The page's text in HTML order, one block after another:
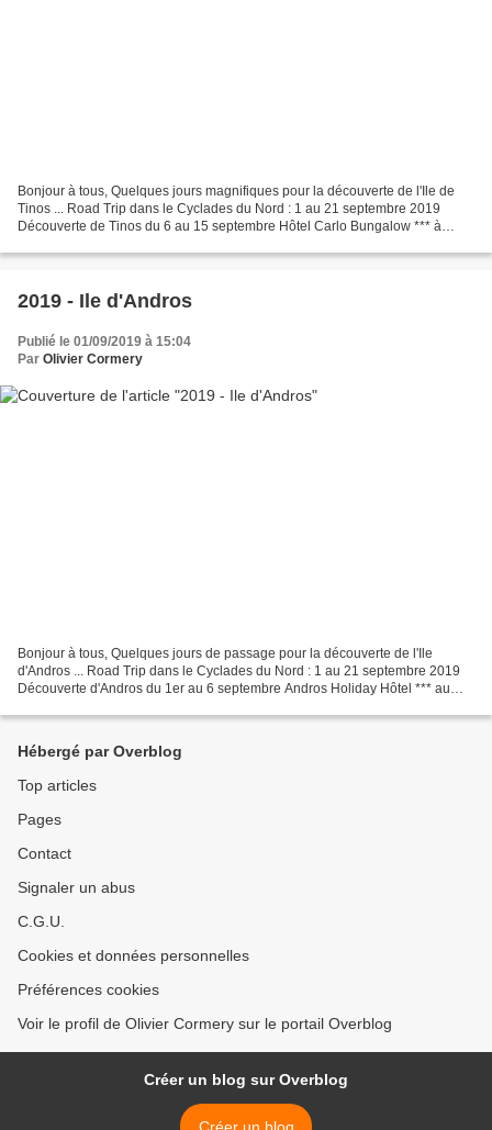
Bonjour à tous, Quelques jours magnifiques pour la découverte de l'Ile de
Tinos ... Road Trip dans le Cyclades du Nord : 1 au 21 septembre 2019
Découverte de Tinos du 6 au 15 septembre Hôtel Carlo Bungalow *** à
2019 - Ile d'Andros
Publié le 01/09/2019 à 15:04
Par Olivier Cormery
Bonjour à tous, Quelques jours de passage pour la découverte de l'Ile
d'Andros ... Road Trip dans le Cyclades du Nord : 1 au 21 septembre 2019
Découverte d'Andros du 1er au 6 septembre Andros Holiday Hôtel *** au
Hébergé par Overblog
Top articles
Pages
Contact
Signaler un abus
C.G.U.
Cookies et données personnelles
Préférences cookies
Voir le profil de Olivier Cormery sur le portail Overblog
Créer un blog sur Overblog